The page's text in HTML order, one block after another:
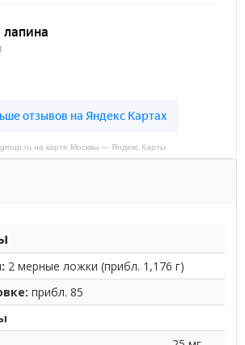
на карте Москвы — Яндекс Карты
2 мерные ложки (прибл. 1,176 г)
прибл. 85